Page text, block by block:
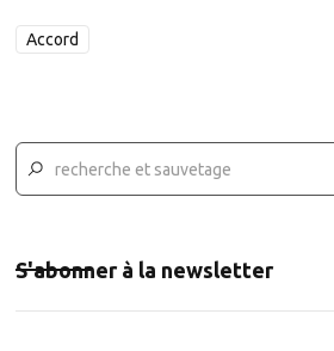
Accord
S'abonner à la newsletter